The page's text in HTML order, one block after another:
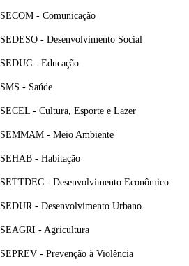
SECOM - Comunicação
SEDESO - Desenvolvimento Social
SEDUC - Educação
SMS - Saúde
SECEL - Cultura, Esporte e Lazer
SEMMAM - Meio Ambiente
SEHAB - Habitação
SETTDEC - Desenvolvimento Econômico
SEDUR - Desenvolvimento Urbano
SEAGRI - Agricultura
SEPREV - Prevenção à Violência